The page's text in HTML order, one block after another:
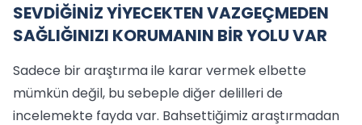
SEVDİĞİNİZ YİYECEKTEN VAZGEÇMEDEN
SAĞLIĞINIZI KORUMANIN BİR YOLU VAR
Sadece bir araştırma ile karar vermek elbette
mümkün değil, bu sebeple diğer delilleri de
incelemekte fayda var. Bahsettiğimiz araştırmadan